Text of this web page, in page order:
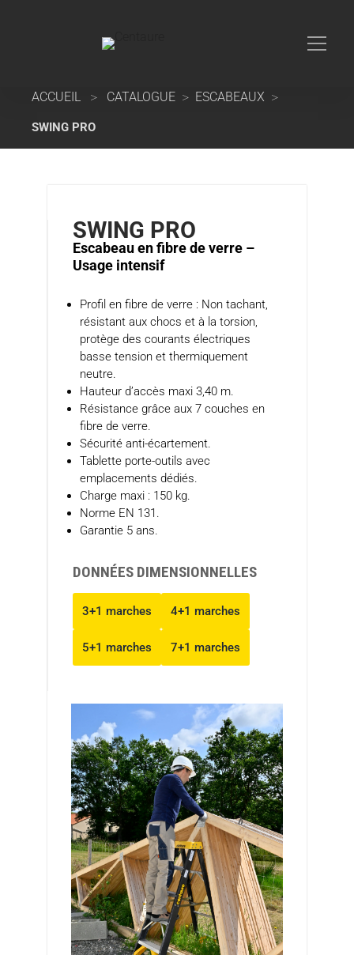
ACCUEIL > CATALOGUE > ESCABEAUX >
SWING PRO
SWING PRO
Escabeau en fibre de verre –
Usage intensif
Profil en fibre de verre : Non tachant,
résistant aux chocs et à la torsion,
protège des courants électriques
basse tension et thermiquement
neutre.
Hauteur d’accès maxi 3,40 m.
Résistance grâce aux 7 couches en
fibre de verre.
Sécurité anti-écartement.
Tablette porte-outils avec
emplacements dédiés.
Charge maxi : 150 kg.
Norme EN 131.
Garantie 5 ans.
DONNÉES DIMENSIONNELLES
3+1 marches 4+1 marches
5+1 marches 7+1 marches